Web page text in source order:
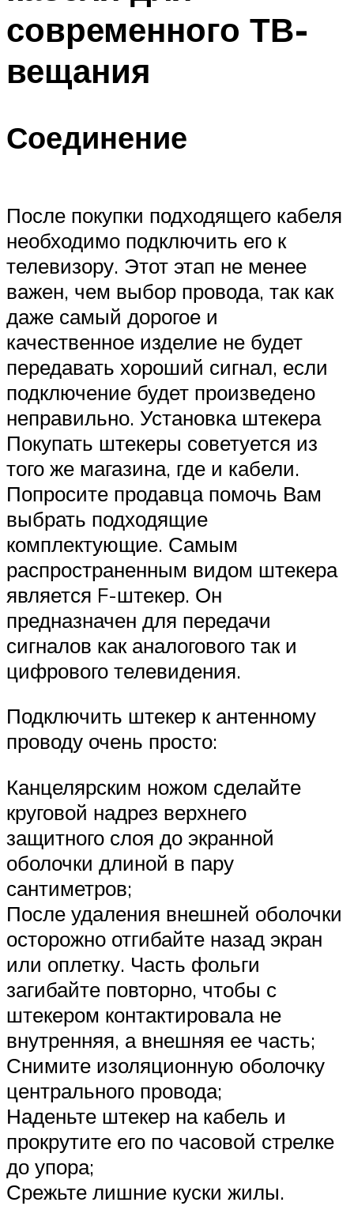
современного ТВ-
вещания
Соединение
После покупки подходящего кабеля
необходимо подключить его к
телевизору. Этот этап не менее
важен, чем выбор провода, так как
даже самый дорогое и
качественное изделие не будет
передавать хороший сигнал, если
подключение будет произведено
неправильно. Установка штекера
Покупать штекеры советуется из
того же магазина, где и кабели.
Попросите продавца помочь Вам
выбрать подходящие
комплектующие. Самым
распространенным видом штекера
является F-штекер. Он
предназначен для передачи
сигналов как аналогового так и
цифрового телевидения.
Подключить штекер к антенному
проводу очень просто:
Канцелярским ножом сделайте
круговой надрез верхнего
защитного слоя до экранной
оболочки длиной в пару
сантиметров;
После удаления внешней оболочки
осторожно отгибайте назад экран
или оплетку. Часть фольги
загибайте повторно, чтобы с
штекером контактировала не
внутренняя, а внешняя ее часть;
Снимите изоляционную оболочку
центрального провода;
Наденьте штекер на кабель и
прокрутите его по часовой стрелке
до упора;
Срежьте лишние куски жилы.